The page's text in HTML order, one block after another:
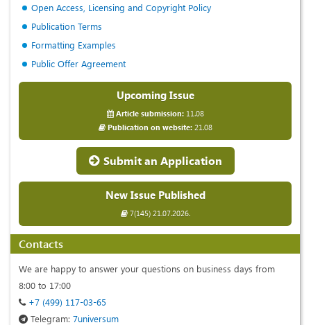
Open Access, Licensing and Copyright Policy
Publication Terms
Formatting Examples
Public Offer Agreement
Upcoming Issue
Article submission:11.08
Publication on website:21.08
Submit an Application
New Issue Published
7(145) 21.07.2026.
Contacts
We are happy to answer your questions on business days from
8:00 to 17:00
+7 (499) 117-03-65
Telegram: 7universum